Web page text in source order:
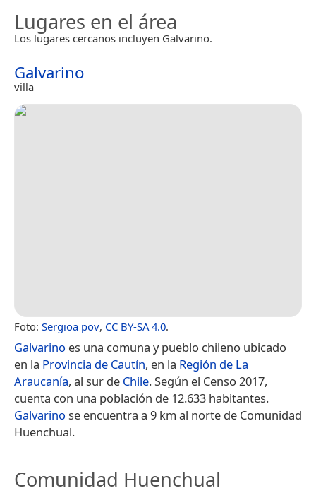
Lugares en el área
Los lugares cercanos incluyen Galvarino.
Galvarino
villa
Foto: Sergioa pov, CC BY-SA 4.0.
Galvarino es una comuna y pueblo chileno ubicado
en la Provincia de Cautín, en la Región de La
Araucanía, al sur de Chile. Según el Censo 2017,
cuenta con una población de 12.633 habitantes.
Galvarino se encuentra a 9 km al norte de Comunidad
Huenchual.
Comunidad Huenchual